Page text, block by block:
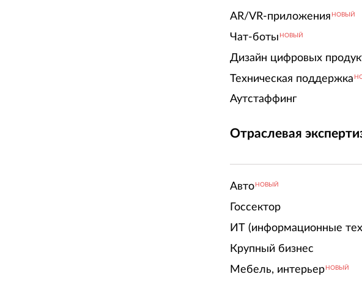
AR/VR-приложения НОВЫЙ
Чат-боты НОВЫЙ
Дизайн цифровых
Техническая поддержка
Аутстаффинг
Отраслевая
Авто НОВЫЙ
Госсектор
ИТ (информационные
Крупный бизнес
Мебель, интерьер НОВЫЙ